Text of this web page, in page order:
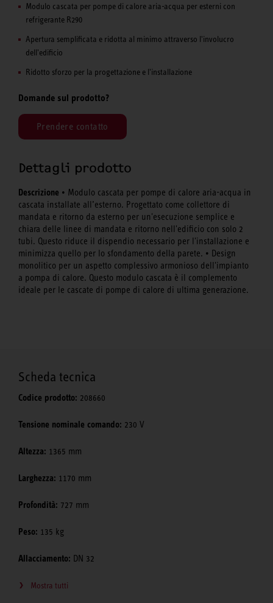
Modulo cascata per pompe di calore aria-acqua per esterni con
refrigerante R290
Apertura semplificata e ridotta al minimo attraverso l'involucro
dell'edificio
Ridotto sforzo per la progettazione e l'installazione
Domande sul prodotto?
Prendere contatto
Dettagli prodotto
Descrizione • Modulo cascata per pompe di calore aria-acqua in
cascata installate all’esterno. Progettato come collettore di
mandata e ritorno da esterno per un'esecuzione semplice e
chiara delle linee di mandata e ritorno nell'edificio con solo 2
tubi. Questo riduce il dispendio necessario per l'installazione e
minimizza quello per lo sfondamento della parete. • Design
monolitico per un aspetto complessivo armonioso dell'impianto
a pompa di calore. Questo modulo cascata è il complemento
ideale per le cascate di pompe di calore di ultima generazione.
Scheda tecnica
Codice prodotto: 208660
Tensione nominale comando: 230 V
Altezza: 1365 mm
Larghezza: 1170 mm
Profondità: 727 mm
Peso: 135 kg
Allacciamento: DN 32
Mostra tutti